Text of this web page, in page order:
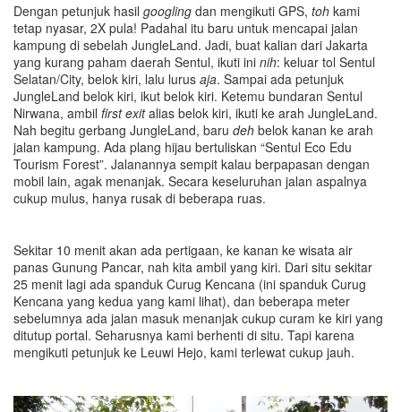
Dengan petunjuk hasil googling dan mengikuti GPS, toh kami
tetap nyasar, 2X pula! Padahal itu baru untuk mencapai jalan
kampung di sebelah JungleLand. Jadi, buat kalian dari Jakarta
yang kurang paham daerah Sentul, ikuti ini nih: keluar tol Sentul
Selatan/City, belok kiri, lalu lurus aja. Sampai ada petunjuk
JungleLand belok kiri, ikut belok kiri. Ketemu bundaran Sentul
Nirwana, ambil first exitalias belok kiri, ikuti ke arah JungleLand.
Nah begitu gerbang JungleLand, baru deh belok kanan ke arah
jalan kampung. Ada plang hijau bertuliskan “Sentul Eco Edu
Tourism Forest”. Jalanannya sempit kalau berpapasan dengan
mobil lain, agak menanjak. Secara keseluruhan jalan aspalnya
cukup mulus, hanya rusak di beberapa ruas.
Sekitar 10 menit akan ada pertigaan, ke kanan ke wisata air
panas Gunung Pancar, nah kita ambil yang kiri. Dari situ sekitar
25 menit lagi ada spanduk Curug Kencana (ini spanduk Curug
Kencana yang kedua yang kami lihat), dan beberapa meter
sebelumnya ada jalan masuk menanjak cukup curam ke kiri yang
ditutup portal. Seharusnya kami berhenti di situ. Tapi karena
mengikuti petunjuk ke Leuwi Hejo, kami terlewat cukup jauh.